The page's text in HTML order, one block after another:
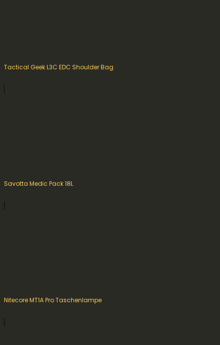
Tactical Geek L3C EDC Shoulder Bag
Savotta Medic Pack 18L
Nitecore MT1A Pro Taschenlampe